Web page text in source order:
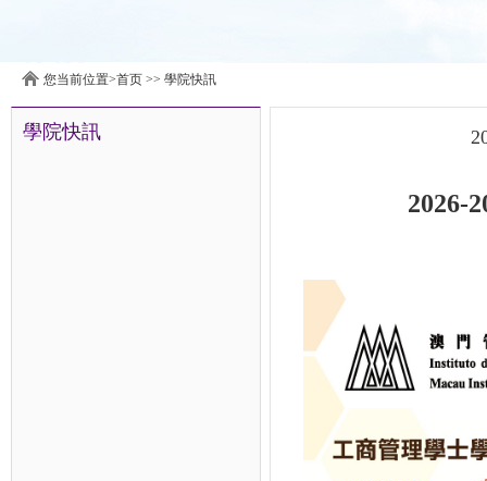
您当前位置>首页 >> 學院快訊
學院快訊
2026-